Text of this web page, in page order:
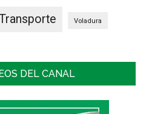
Voladura
DEL CANAL